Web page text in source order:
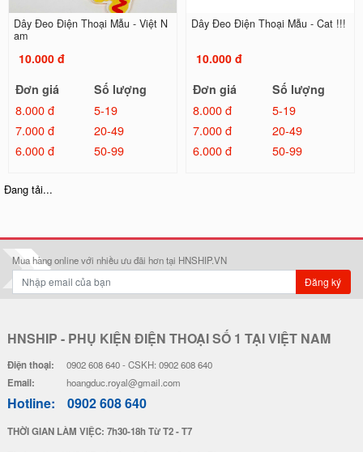
Dây Đeo Điện Thoại Mẫu - Việt N
am
10.000 đ
Đơn giá
Số lượng
8.000 đ
5-19
7.000 đ
20-49
6.000 đ
50-99
Dây Đeo Điện Thoại Mẫu - Cat !!!
10.000 đ
Đơn giá
Số lượng
8.000 đ
5-19
7.000 đ
20-49
6.000 đ
50-99
ute !!!
6.000 đ
n
6.000 đ